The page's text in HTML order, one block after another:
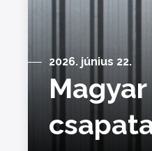
2026. június 22.